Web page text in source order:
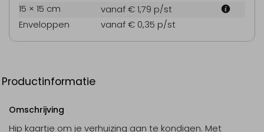
15 × 15 cm
vanaf € 1,79 p/st
Enveloppen
vanaf € 0,35 p/st
Productinformatie
Omschrijving
Hip kaartje om je verhuizing aan te kondigen. Met